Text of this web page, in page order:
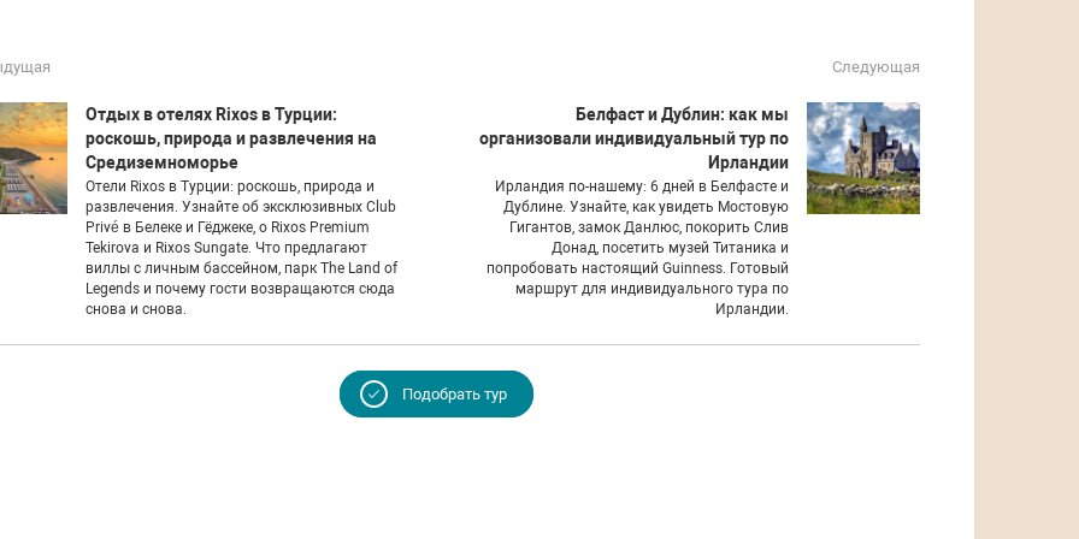
Отдых в отелях Rixos в Турции:
роскошь, природа и развлечения на
Средиземноморье
Отели Rixos в Турции: роскошь, природа и
развлечения. Узнайте об эксклюзивных Club
Privé в Белеке и Гёджеке, о Rixos Premium
Tekirova и Rixos Sungate. Что предлагают
виллы с личным бассейном, парк The Land of
Legends и почему гости возвращаются сюда
снова и снова.
Следующая
Белфаст и Дублин: как мы
организовали индивидуальный тур по
Ирландии
Ирландия по-нашему: 6 дней в Белфасте и
Дублине. Узнайте, как увидеть Мостовую
Гигантов, замок Данлюс, покорить Слив
Донад, посетить музей Титаника и
попробовать настоящий Guinness. Готовый
маршрут для индивидуального тура по
Ирландии.
Подобрать тур